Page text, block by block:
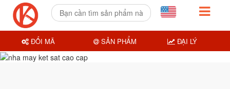
ĐỔI MÃ SẢN PHẨM ĐẠI LÝ